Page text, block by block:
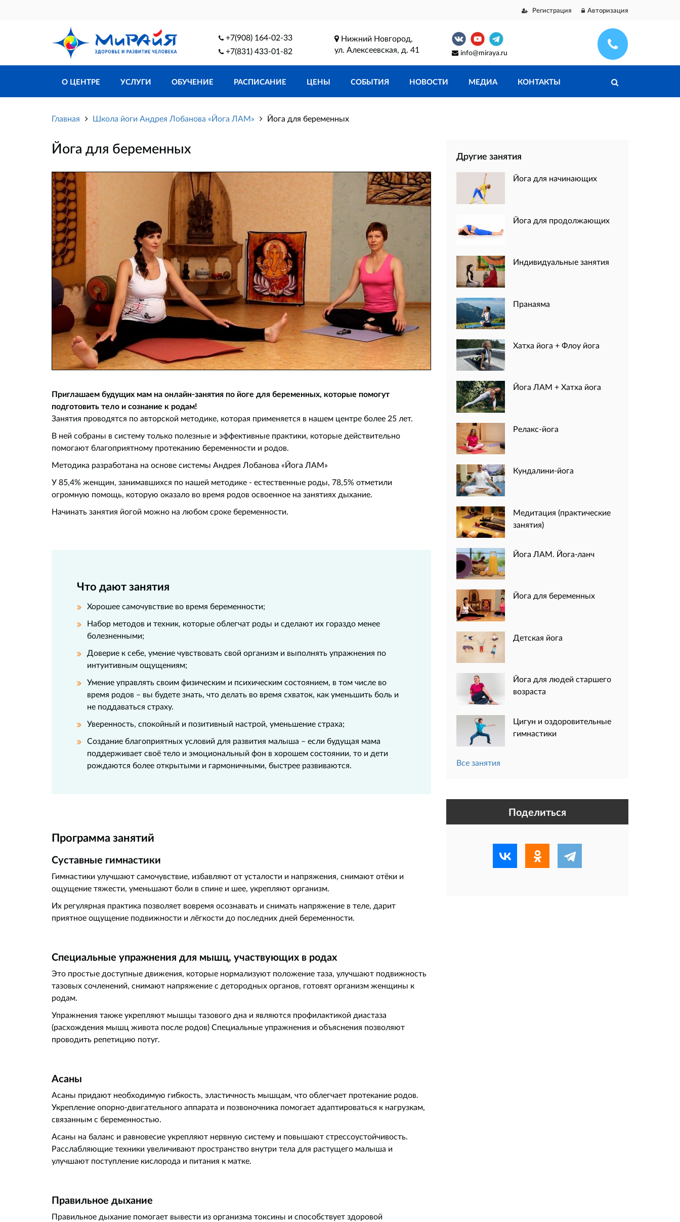
Регистрация Авторизация
+7(908) 164-02-33
+7(831) 433-01-82
Нижний Новгород,
ул. Алексеевская, д. 41
info@miraya.ru
О ЦЕНТРЕ УСЛУГИ ОБУЧЕНИЕ РАСПИСАНИЕ ЦЕНЫ СОБЫТИЯ НОВОСТИ МЕДИА КОНТАКТЫ
Главная Школа йоги Андрея Лобанова «Йога ЛАМ» Йога для беременных
Йога для беременных
Приглашаем будущих мам на онлайн-занятия по йоге для беременных, которые помогут
подготовить тело и сознание к родам!
Занятия проводятся по авторской методике, которая применяется в нашем центре более 25 лет.
В ней собраны в систему только полезные и эффективные практики, которые действительно
помогают благоприятному протеканию беременности и родов.
Методика разработана на основе системы Андрея Лобанова «Йога ЛАМ»
У 85,4% женщин, занимавшихся по нашей методике - естественные роды, 78,5% отметили
огромную помощь, которую оказало во время родов освоенное на занятиях дыхание.
Начинать занятия йогой можно на любом сроке беременности.
Что дают занятия
Хорошее самочувствие во время беременности;
Набор методов и техник, которые облегчат роды и сделают их гораздо менее
болезненными;
Доверие к себе, умение чувствовать свой организм и выполнять упражнения по
интуитивным ощущениям;
Умение управлять своим физическим и психическим состоянием, в том числе во
время родов – вы будете знать, что делать во время схваток, как уменьшить боль и
не поддаваться страху.
Уверенность, спокойный и позитивный настрой, уменьшение страха;
Создание благоприятных условий для развития малыша – если будущая мама
поддерживает своё тело и эмоциональный фон в хорошем состоянии, то и дети
рождаются более открытыми и гармоничными, быстрее развиваются.
Программа занятий
Суставные гимнастики
Гимнастики улучшают самочувствие, избавляют от усталости и напряжения, снимают отёки и
ощущение тяжести, уменьшают боли в спине и шее, укрепляют организм.
Их регулярная практика позволяет вовремя осознавать и снимать напряжение в теле, дарит
приятное ощущение подвижности и лёгкости до последних дней беременности.
Специальные упражнения для мышц, участвующих в родах
Это простые доступные движения, которые нормализуют положение таза, улучшают подвижность
тазовых сочленений, снимают напряжение с детородных органов, готовят организм женщины к
родам.
Упражнения также укрепляют мышцы тазового дна и являются профилактикой диастаза
(расхождения мышц живота после родов) Специальные упражнения и объяснения позволяют
проводить репетицию потуг.
Асаны
Асаны придают необходимую гибкость, эластичность мышцам, что облегчает протекание родов.
Укрепление опорно-двигательного аппарата и позвоночника помогает адаптироваться к нагрузкам,
связанным с беременностью.
Асаны на баланс и равновесие укрепляют нервную систему и повышают стрессоустойчивость.
Расслабляющие техники увеличивают пространство внутри тела для растущего малыша и
улучшают поступление кислорода и питания к матке.
Правильное дыхание
Правильное дыхание помогает вывести из организма токсины и способствует здоровой
Другие занятия
Йога для начинающих
Йога для продолжающих
Индивидуальные занятия
Пранаяма
Хатха йога + Флоу йога
Йога ЛАМ + Хатха йога
Релакс-йога
Кундалини-йога
Медитация (практические
занятия)
Йога ЛАМ. Йога-ланч
Йога для беременных
Детская йога
Йога для людей старшего
возраста
Цигун и оздоровительные
гимнастики
Все занятия
Поделиться